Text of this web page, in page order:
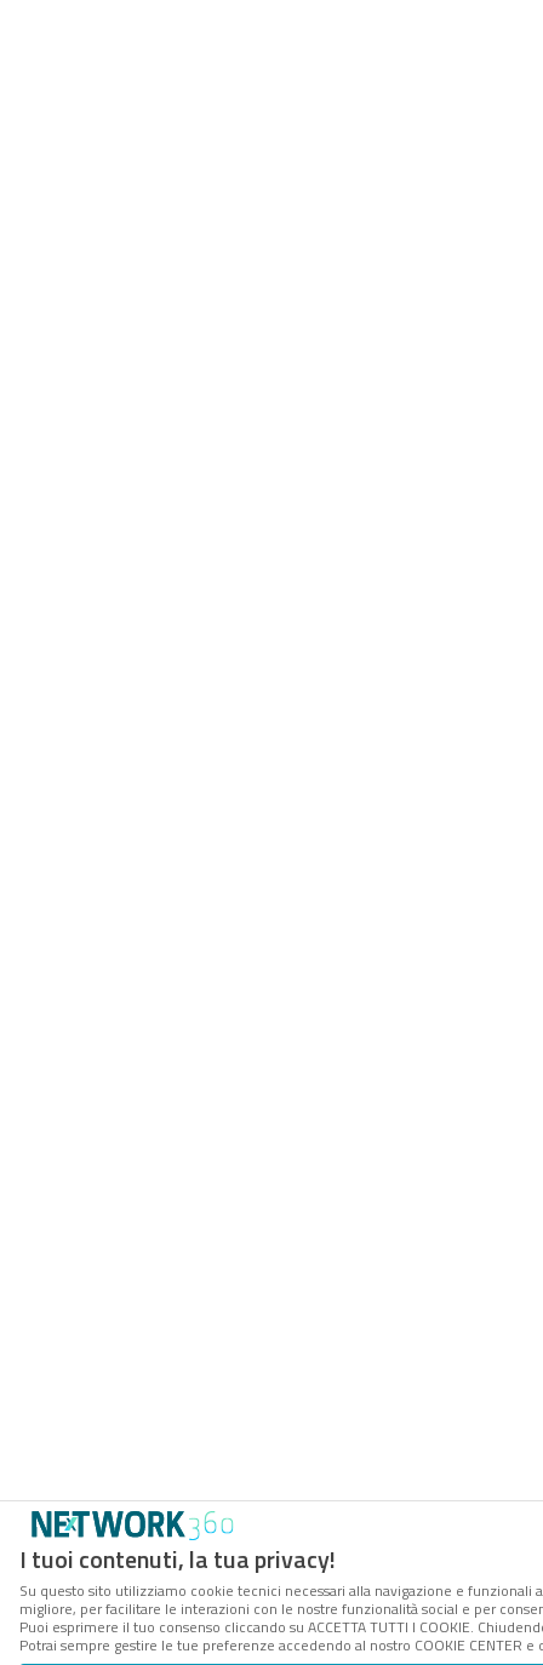
I tuoi contenuti, la tua privacy!
Su questo sito utilizziamo cookie tecnici necessari alla navigazione e
migliore, per facilitare le interazioni con le nostre funzionalità social e per
Puoi esprimere il tuo consenso cliccando su ACCETTA TUTTI I COOKIE.
Potrai sempre gestire le tue preferenze accedendo al nostro COOKIE